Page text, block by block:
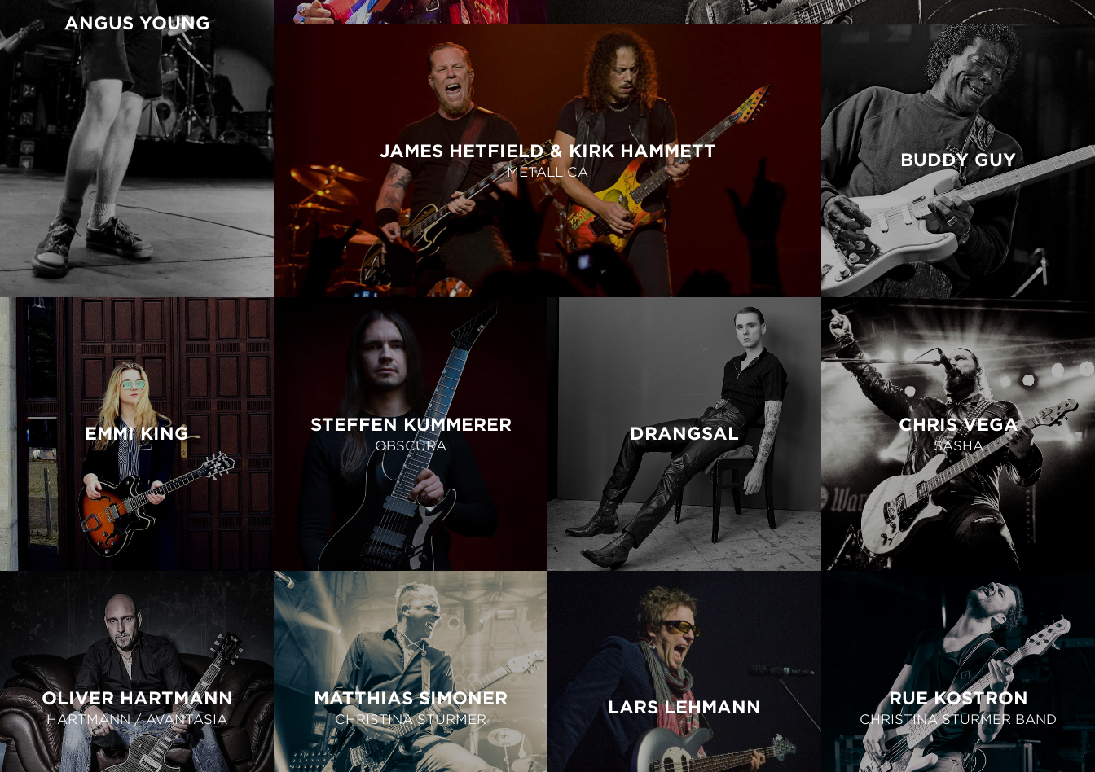
ANGUS YOUNG
JAMES HETFIELD & KIRK HAMMETT
METALLICA
BUDDY GUY
EMMI KING STEFFEN KUMMERER
OBSCURA
DRANGSAL CHRIS VEGA
SASHA
OLIVER HARTMANN
HARTMANN / AVANTASIA
MATTHIAS SIMONER
CHRISTINA STÜRMER
LARS LEHMANN RUE KOSTRON
CHRISTINA STÜRMER BAND